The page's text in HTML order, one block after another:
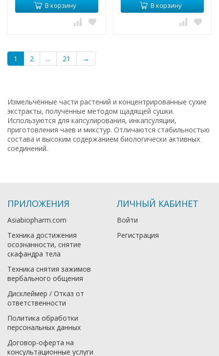
В корзину В корзину
1 2 ... 21 →
Измельчённые части растений и концентрированные сухие
экстракты, полученные методом щадящей сушки.
Используются для капсулирования, инкапсуляции,
приготовления чаев и микстур. Отличаются стабильностью
состава и высоким содержанием биологически активных
соединений.
ПРИЛОЖЕНИЯ
Asiabiopharm.com
Техника достижения
осознанности, снятие
скафандра тела
Техника снятия зажимов
вербального общения
Дисклеймер / Отказ от
ответственности
Политика обработки
персональных данных
Договор-оферта на
консультационные услуги
ЛИЧНЫЙ КАБИНЕТ
Войти
Регистрация